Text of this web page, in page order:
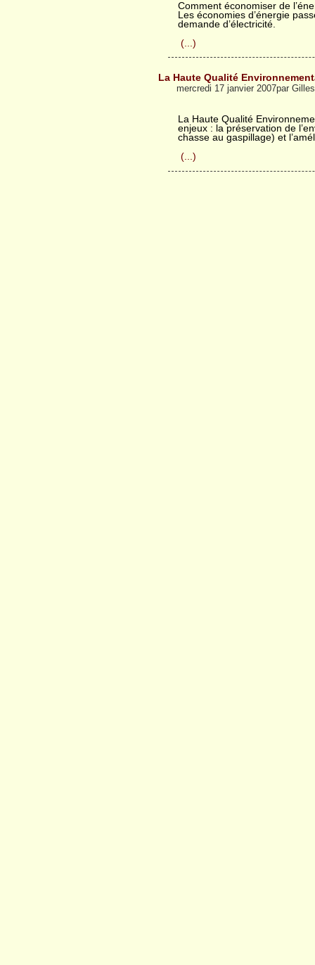
Comment économiser de
Les économies d’énergie
demande d’électricité.
(...)
La Haute Qualité
mercredi 17 janvier 2007par
La Haute Qualité
enjeux : la préservation de
chasse au gaspillage) et
(...)